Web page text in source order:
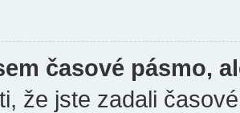
časové pásmo,
že jste zadali